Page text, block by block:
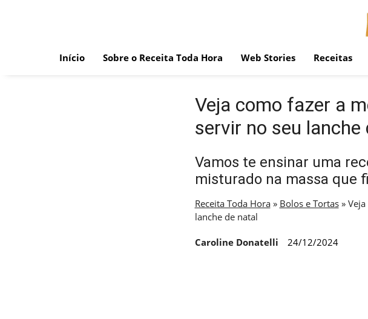
Início Sobre o Receita Toda Hora Web Stories Receitas
Veja como fazer a
servir no seu lanche
Vamos te ensinar uma
misturado na massa que
Receita Toda Hora» Bolos e Tortas»
lanche de natal
Caroline Donatelli 24/12/2024